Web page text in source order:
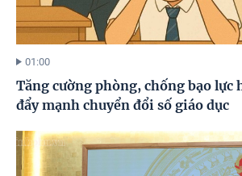
01:00
Tăng cường phòng, chống bạo lực
đẩy mạnh chuyển đổi số giáo dục